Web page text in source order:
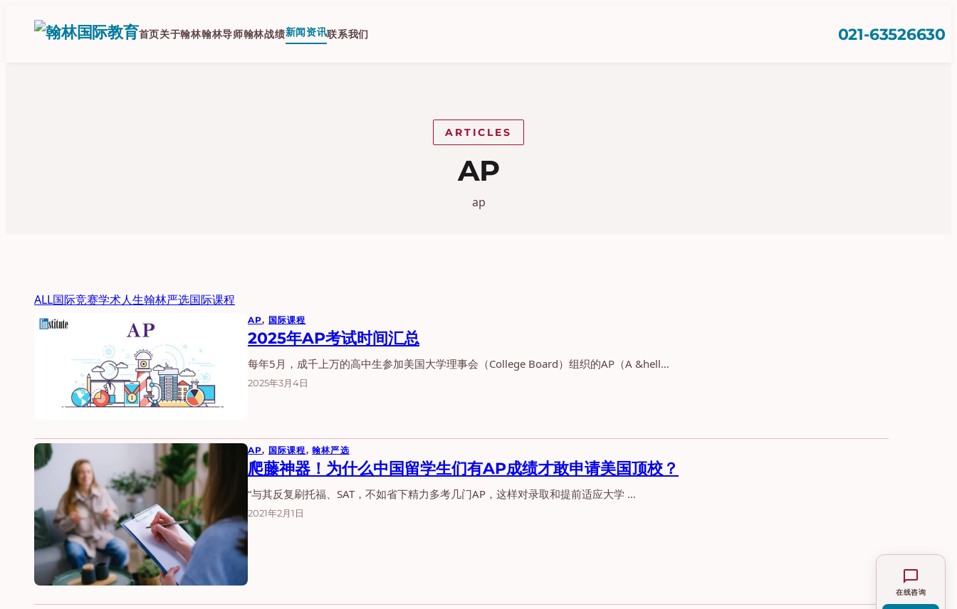
首页关于翰林翰林导师翰林战绩新闻资讯联系我们 021-63526630
ARTICLES
AP
ap
ALL国际竞赛学术人生翰林严选国际课程
AP, 国际课程
2025年AP考试时间汇总
每年5月，成千上万的高中生参加美国大学理事会（College Board）组织的AP（A &hell…
2025年3月4日
AP, 国际课程, 翰林严选
爬藤神器！为什么中国留学生们有AP成绩才敢申请美国顶校？
“与其反复刷托福、SAT，不如省下精力多考几门AP，这样对录取和提前适应大学 …
2021年2月1日
chat_bubble
在线咨询